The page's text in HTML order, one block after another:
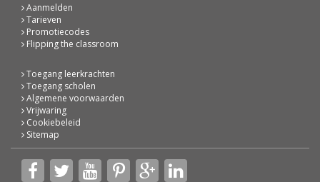
Aanmelden
Tarieven
Promotiecodes
Flipping the classroom
Toegang leerkrachten
Toegang scholen
Algemene voorwaarden
Vrijwaring
Cookiebeleid
Sitemap